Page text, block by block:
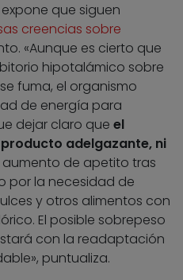
que siguen
creencias sobre
«Aunque es cierto que
hipotalámico sobre
fuma, el organismo
de energía para
dejar claro que el
adelgazante, ni
aumento de apetito tras
por la necesidad de
y otros alimentos con
El posible sobrepeso
con la readaptación
puntualiza.